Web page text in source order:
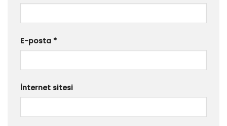
E-posta *
İnternet sitesi